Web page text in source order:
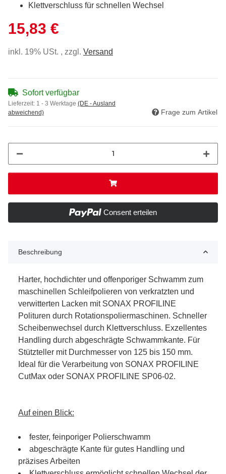
Klettverschluss für schnellen Wechsel
15,83 €
inkl. 19% USt. , zzgl. Versand
Sofort verfügbar
Lieferzeit: 1 - 3 Werktage (DE - Ausland
abweichend)
Frage zum Artikel
Consent erteilen
Beschreibung
Harter, hochdichter und offenporiger Schwamm zum
maschinellen Schleifpolieren von verkratzten und
verwitterten Lacken mit SONAX PROFILINE
Polituren durch Rotationspoliermaschinen. Schneller
Scheibenwechsel durch Klettverschluss. Exzellentes
Handling durch abgeschrägte Schwammkante. Für
Stützteller mit Durchmesser von 125 bis 150 mm.
Ideal für die Verarbeitung von SONAX PROFILINE
CutMax oder SONAX PROFILINE SP06-02.
Auf einen Blick:
fester, feinporiger Polierschwamm
abgeschrägte Kante für gutes Handling und
präzises Arbeiten